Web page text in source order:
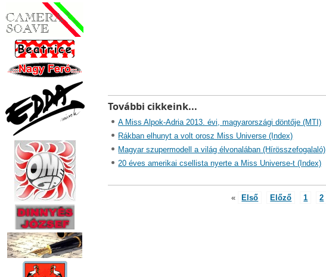
További cikkeink...
A Miss Alpok-Adria 2013. évi, magyarországi döntője (MTI)
Rákban elhunyt a volt orosz Miss Universe (Index)
Magyar szupermodell a világ élvonalában (Hírösszefogalaló)
20 éves amerikai csellista nyerte a Miss Universe-t (Index)
« Első Előző 1 2